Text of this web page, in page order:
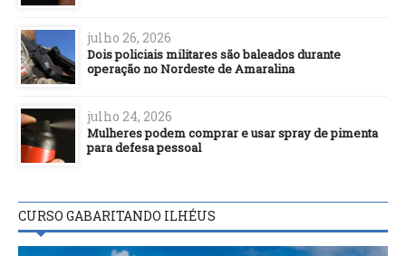
julho 26, 2026
Dois policiais militares são baleados durante
operação no Nordeste de Amaralina
julho 24, 2026
Mulheres podem comprar e usar spray de pimenta
para defesa pessoal
CURSO GABARITANDO ILHÉUS